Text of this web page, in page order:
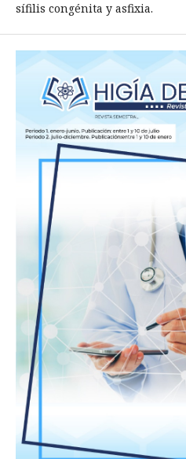
sífilis congénita y asfixia.